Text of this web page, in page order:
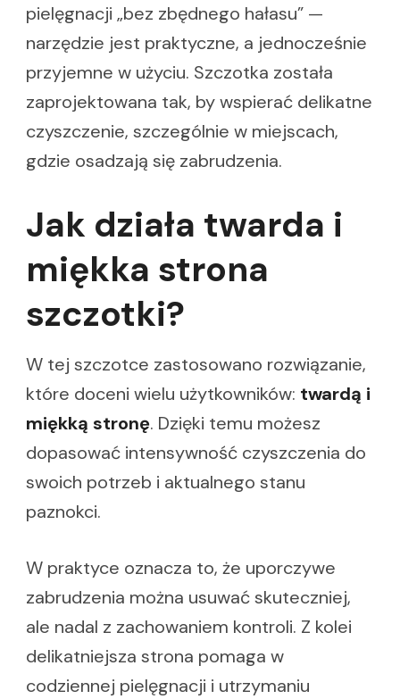
pielęgnacji „bez zbędnego hałasu” —
narzędzie jest praktyczne, a jednocześnie
przyjemne w użyciu. Szczotka została
zaprojektowana tak, by wspierać delikatne
czyszczenie, szczególnie w miejscach,
gdzie osadzają się zabrudzenia.
Jak działa twarda i
miękka strona
szczotki?
W tej szczotce zastosowano rozwiązanie,
które doceni wielu użytkowników: twardą i
miękką stronę. Dzięki temu możesz
dopasować intensywność czyszczenia do
swoich potrzeb i aktualnego stanu
paznokci.
W praktyce oznacza to, że uporczywe
zabrudzenia można usuwać skuteczniej,
ale nadal z zachowaniem kontroli. Z kolei
delikatniejsza strona pomaga w
codziennej pielęgnacji i utrzymaniu